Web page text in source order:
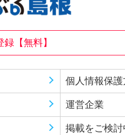
【無料】
個人情報保
運営企業
掲載をご検